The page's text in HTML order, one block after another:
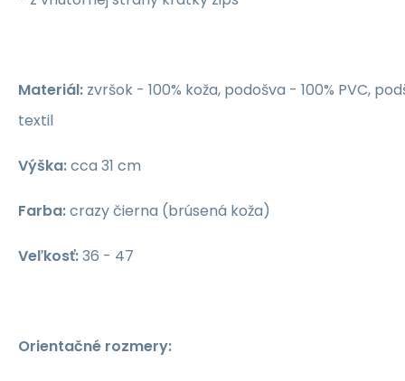
Materiál: zvršok - 100% koža, podošva - 100% PVC,
textil
Výška:cca 31 cm
Farba:crazy čierna (brúsená koža)
Veľkosť:36 - 47
Orientačné rozmery: